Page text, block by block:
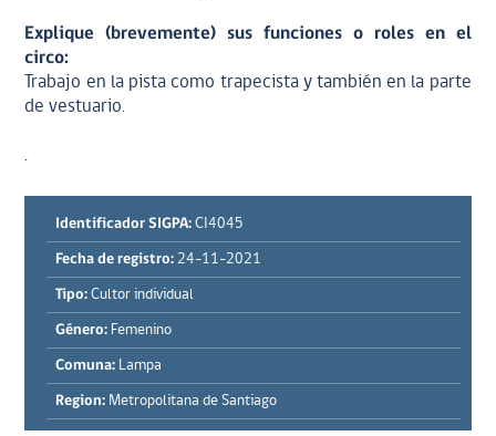
Explique (brevemente) sus funciones o roles en el
circo:
Trabajo en la pista como trapecista y también en la parte
de vestuario.
.
Identificador SIGPA: CI4045
Fecha de registro: 24-11-2021
Tipo: Cultor individual
Género: Femenino
Comuna: Lampa
Region: Metropolitana de Santiago